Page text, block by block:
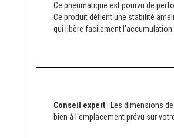
Ce pneumatique est pourvu de
Ce produit détient une stabilité
qui libère facilement l'accumulation
Conseil expert : Les dimensions
bien à l'emplacement prévu sur